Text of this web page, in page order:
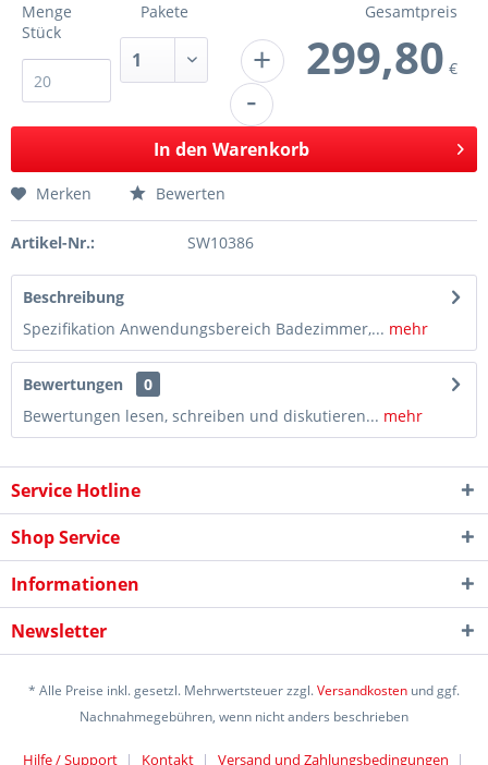
Menge
Stück
Pakete
+
-
Gesamtpreis
299,80 €
In den Warenkorb
Merken Bewerten
Artikel-Nr.: SW10386
Beschreibung
Spezifikation Anwendungsbereich Badezimmer,... mehr
Bewertungen
0
Bewertungen lesen, schreiben und diskutieren... mehr
Service Hotline
Shop Service
Informationen
Newsletter
* Alle Preise inkl. gesetzl. Mehrwertsteuer zzgl.Versandkosten und ggf.
Nachnahmegebühren, wenn nicht anders beschrieben
Hilfe / Support Kontakt Versand und Zahlungsbedingungen